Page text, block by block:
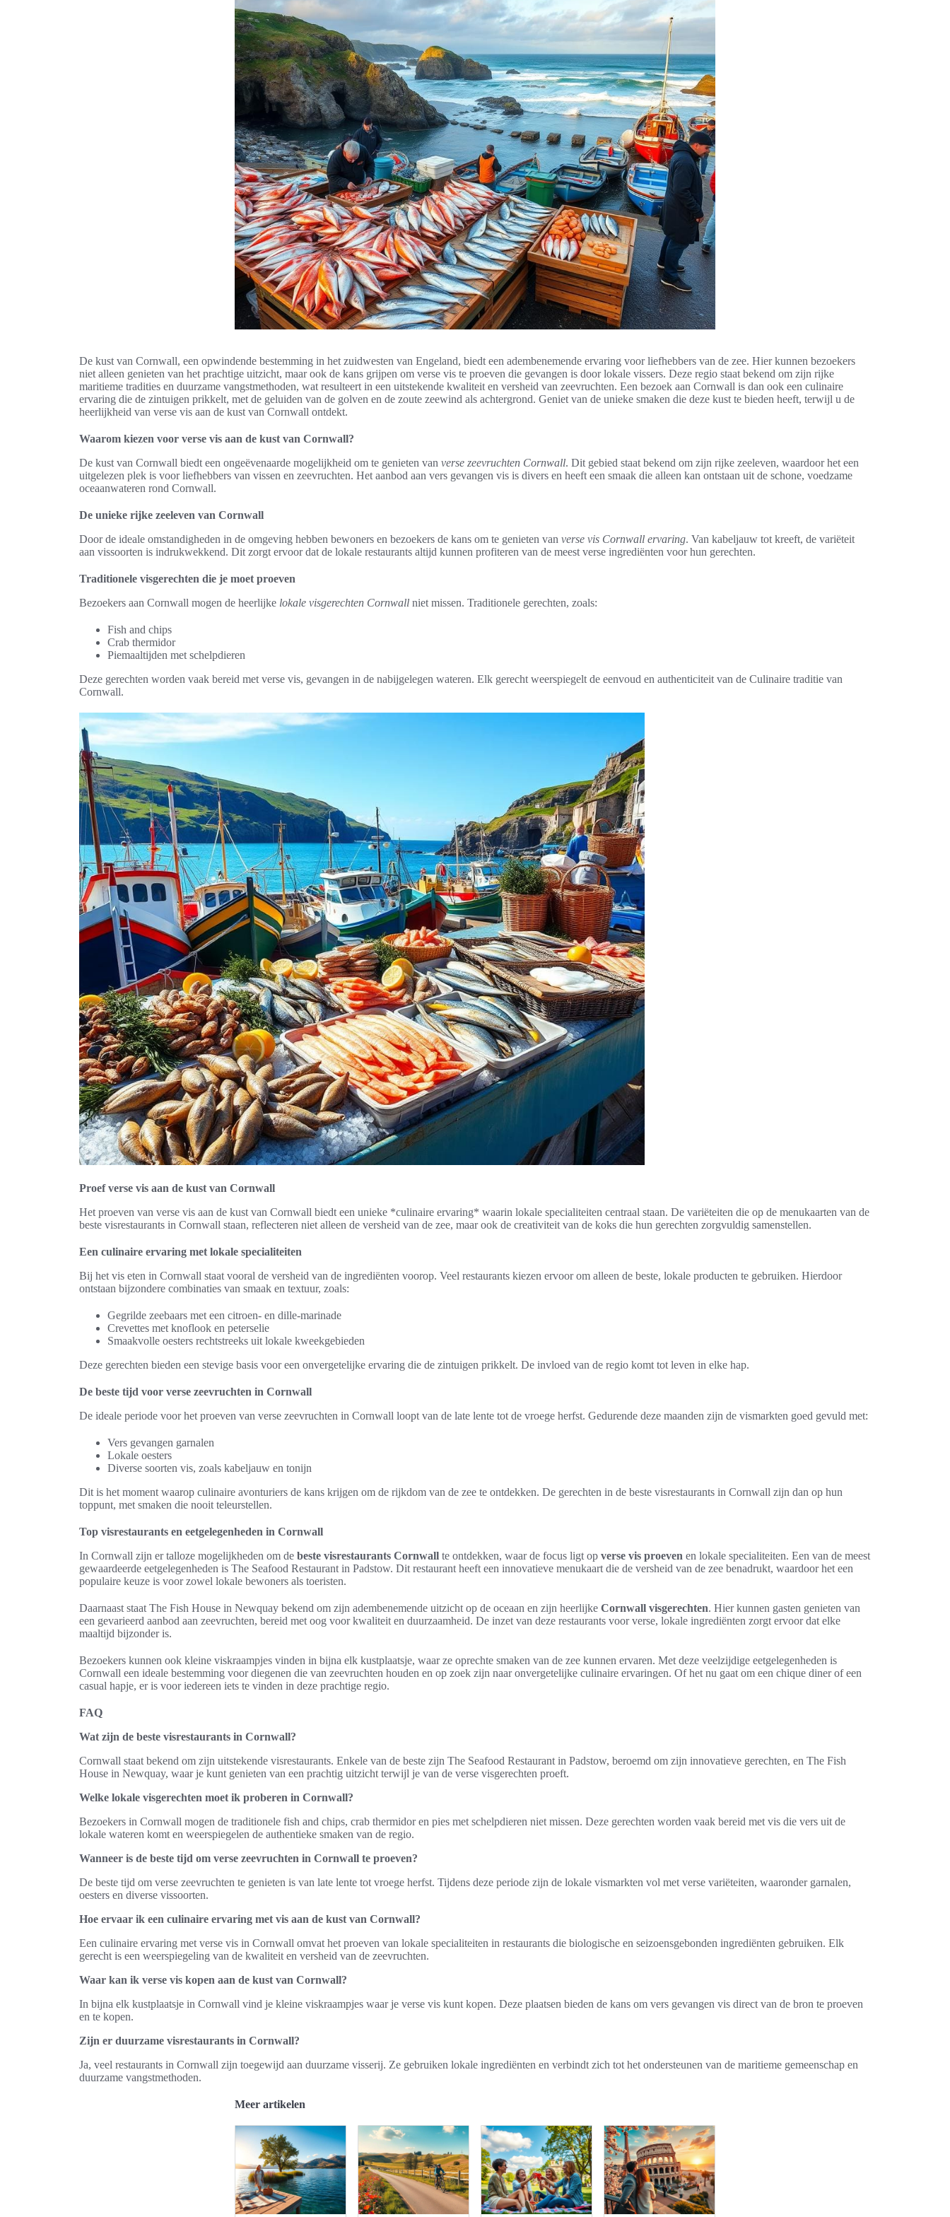
De kust van Cornwall, een opwindende bestemming in het zuidwesten van Engeland, biedt een adembenemende ervaring voor liefhebbers van de zee. Hier kunnen bezoekers
niet alleen genieten van het prachtige uitzicht, maar ook de kans grijpen om verse vis te proeven die gevangen is door lokale vissers. Deze regio staat bekend om zijn rijke
maritieme tradities en duurzame vangstmethoden, wat resulteert in een uitstekende kwaliteit en versheid van zeevruchten. Een bezoek aan Cornwall is dan ook een culinaire
ervaring die de zintuigen prikkelt, met de geluiden van de golven en de zoute zeewind als achtergrond. Geniet van de unieke smaken die deze kust te bieden heeft, terwijl u de
heerlijkheid van verse vis aan de kust van Cornwall ontdekt.
Waarom kiezen voor verse vis aan de kust van Cornwall?
De kust van Cornwall biedt een ongeëvenaarde mogelijkheid om te genieten van verse zeevruchten Cornwall. Dit gebied staat bekend om zijn rijke zeeleven, waardoor het een
uitgelezen plek is voor liefhebbers van vissen en zeevruchten. Het aanbod aan vers gevangen vis is divers en heeft een smaak die alleen kan ontstaan uit de schone, voedzame
oceaanwateren rond Cornwall.
De unieke rijke zeeleven van Cornwall
Door de ideale omstandigheden in de omgeving hebben bewoners en bezoekers de kans om te genieten van verse vis Cornwall ervaring. Van kabeljauw tot kreeft, de variëteit
aan vissoorten is indrukwekkend. Dit zorgt ervoor dat de lokale restaurants altijd kunnen profiteren van de meest verse ingrediënten voor hun gerechten.
Traditionele visgerechten die je moet proeven
Bezoekers aan Cornwall mogen de heerlijke lokale visgerechten Cornwall niet missen. Traditionele gerechten, zoals:
Fish and chips
Crab thermidor
Piemaaltijden met schelpdieren
Deze gerechten worden vaak bereid met verse vis, gevangen in de nabijgelegen wateren. Elk gerecht weerspiegelt de eenvoud en authenticiteit van de Culinaire traditie van
Cornwall.
Proef verse vis aan de kust van Cornwall
Het proeven van verse vis aan de kust van Cornwall biedt een unieke *culinaire ervaring* waarin lokale specialiteiten centraal staan. De variëteiten die op de menukaarten van de
beste visrestaurants in Cornwall staan, reflecteren niet alleen de versheid van de zee, maar ook de creativiteit van de koks die hun gerechten zorgvuldig samenstellen.
Een culinaire ervaring met lokale specialiteiten
Bij het vis eten in Cornwall staat vooral de versheid van de ingrediënten voorop. Veel restaurants kiezen ervoor om alleen de beste, lokale producten te gebruiken. Hierdoor
ontstaan bijzondere combinaties van smaak en textuur, zoals:
Gegrilde zeebaars met een citroen- en dille-marinade
Crevettes met knoflook en peterselie
Smaakvolle oesters rechtstreeks uit lokale kweekgebieden
Deze gerechten bieden een stevige basis voor een onvergetelijke ervaring die de zintuigen prikkelt. De invloed van de regio komt tot leven in elke hap.
De beste tijd voor verse zeevruchten in Cornwall
De ideale periode voor het proeven van verse zeevruchten in Cornwall loopt van de late lente tot de vroege herfst. Gedurende deze maanden zijn de vismarkten goed gevuld met:
Vers gevangen garnalen
Lokale oesters
Diverse soorten vis, zoals kabeljauw en tonijn
Dit is het moment waarop culinaire avonturiers de kans krijgen om de rijkdom van de zee te ontdekken. De gerechten in de beste visrestaurants in Cornwall zijn dan op hun
toppunt, met smaken die nooit teleurstellen.
Top visrestaurants en eetgelegenheden in Cornwall
In Cornwall zijn er talloze mogelijkheden om de beste visrestaurants Cornwall te ontdekken, waar de focus ligt op verse vis proeven en lokale specialiteiten. Een van de meest
gewaardeerde eetgelegenheden is The Seafood Restaurant in Padstow. Dit restaurant heeft een innovatieve menukaart die de versheid van de zee benadrukt, waardoor het een
populaire keuze is voor zowel lokale bewoners als toeristen.
Daarnaast staat The Fish House in Newquay bekend om zijn adembenemende uitzicht op de oceaan en zijn heerlijke Cornwall visgerechten. Hier kunnen gasten genieten van
een gevarieerd aanbod aan zeevruchten, bereid met oog voor kwaliteit en duurzaamheid. De inzet van deze restaurants voor verse, lokale ingrediënten zorgt ervoor dat elke
maaltijd bijzonder is.
Bezoekers kunnen ook kleine viskraampjes vinden in bijna elk kustplaatsje, waar ze oprechte smaken van de zee kunnen ervaren. Met deze veelzijdige eetgelegenheden is
Cornwall een ideale bestemming voor diegenen die van zeevruchten houden en op zoek zijn naar onvergetelijke culinaire ervaringen. Of het nu gaat om een chique diner of een
casual hapje, er is voor iedereen iets te vinden in deze prachtige regio.
FAQ
Wat zijn de beste visrestaurants in Cornwall?
Cornwall staat bekend om zijn uitstekende visrestaurants. Enkele van de beste zijn The Seafood Restaurant in Padstow, beroemd om zijn innovatieve gerechten, en The Fish
House in Newquay, waar je kunt genieten van een prachtig uitzicht terwijl je van de verse visgerechten proeft.
Welke lokale visgerechten moet ik proberen in Cornwall?
Bezoekers in Cornwall mogen de traditionele fish and chips, crab thermidor en pies met schelpdieren niet missen. Deze gerechten worden vaak bereid met vis die vers uit de
lokale wateren komt en weerspiegelen de authentieke smaken van de regio.
Wanneer is de beste tijd om verse zeevruchten in Cornwall te proeven?
De beste tijd om verse zeevruchten te genieten is van late lente tot vroege herfst. Tijdens deze periode zijn de lokale vismarkten vol met verse variëteiten, waaronder garnalen,
oesters en diverse vissoorten.
Hoe ervaar ik een culinaire ervaring met vis aan de kust van Cornwall?
Een culinaire ervaring met verse vis in Cornwall omvat het proeven van lokale specialiteiten in restaurants die biologische en seizoensgebonden ingrediënten gebruiken. Elk
gerecht is een weerspiegeling van de kwaliteit en versheid van de zeevruchten.
Waar kan ik verse vis kopen aan de kust van Cornwall?
In bijna elk kustplaatsje in Cornwall vind je kleine viskraampjes waar je verse vis kunt kopen. Deze plaatsen bieden de kans om vers gevangen vis direct van de bron te proeven
en te kopen.
Zijn er duurzame visrestaurants in Cornwall?
Ja, veel restaurants in Cornwall zijn toegewijd aan duurzame visserij. Ze gebruiken lokale ingrediënten en verbindt zich tot het ondersteunen van de maritieme gemeenschap en
duurzame vangstmethoden.
Meer artikelen